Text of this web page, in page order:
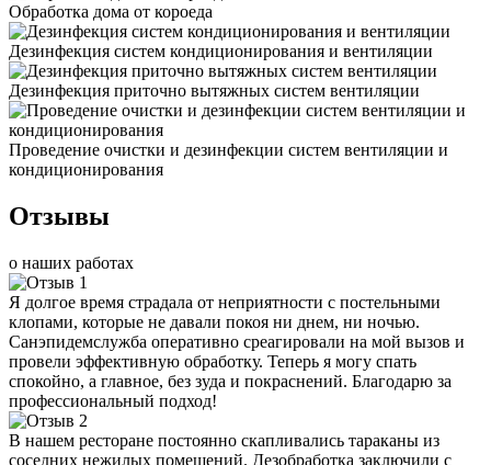
Обработка дома от короеда
Дезинфекция систем кондиционирования и вентиляции
Дезинфекция приточно вытяжных систем вентиляции
Проведение очистки и дезинфекции систем вентиляции и
кондиционирования
Отзывы
о наших работах
Я долгое время страдала от неприятности с постельными
клопами, которые не давали покоя ни днем, ни ночью.
Санэпидемслужба оперативно среагировали на мой вызов и
провели эффективную обработку. Теперь я могу спать
спокойно, а главное, без зуда и покраснений. Благодарю за
профессиональный подход!
В нашем ресторане постоянно скапливались тараканы из
соседних нежилых помещений. Дезобработка заключили с